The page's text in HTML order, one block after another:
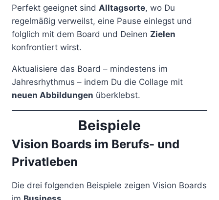
Perfekt geeignet sind Alltagsorte, wo Du
regelmäßig verweilst, eine Pause einlegst und
folglich mit dem Board und Deinen Zielen
konfrontiert wirst.
Aktualisiere das Board – mindestens im
Jahresrhythmus – indem Du die Collage mit
neuen Abbildungen überklebst.
Beispiele
Vision Boards im Berufs- und
Privatleben
Die drei folgenden Beispiele zeigen Vision Boards